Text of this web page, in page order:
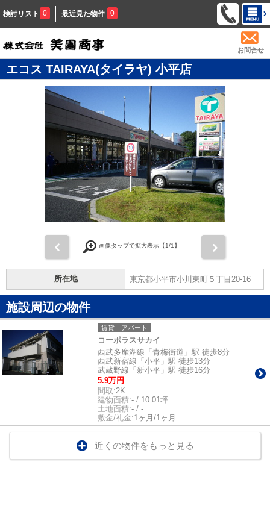
検討リスト 0 最近見た物件 0
お問合せ
エコス TAIRAYA(タイラヤ) 小平店
画像タップで拡大表示【1/1】
所在地 東京都小平市小川東町５丁目20-16
施設周辺の物件
賃貸｜アパート
コーポラスサカイ
西武多摩湖線「青梅街道」駅 徒歩8分
西武新宿線「小平」駅 徒歩13分
武蔵野線「新小平」駅 徒歩16分
5.9万円
間取:2K
建物面積:- / 10.01坪
土地面積:- / -
敷金/礼金:1ヶ月/1ヶ月
近くの物件をもっと見る